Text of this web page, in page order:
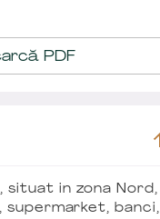
PDF
situat in zona Nord,
supermarket, banci,